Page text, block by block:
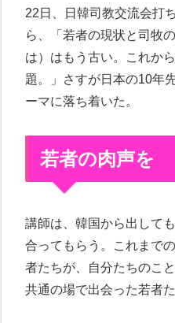
22日、日韓司教交流会打
ら、「若者の現状と司牧
は）はもう古い。これか
題。」さすが日本の10年
ーマに落ち着いた。
若者の肉声を
講師は、韓国から出して
合ってもらう。これまで
者たちが、自分たちのこ
共通の場で出会った若者